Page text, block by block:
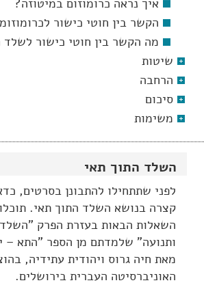
השלד התוך תאי
לפני שתתחילו להתבונן בסרטים,
קצרה בנושא השלד התוך תאי.
השאלות הבאות בעזרת הפרק
ותנועה" שלמדתם מן הספר "התא –
מאת חיה גרוס ויהודית עתידיה,
האוניברסיטה העברית בירושלים.
איך נראה כרומוזום במיטוזה?
הקשר בין חוטי כישור
מה הקשר בין חוטי כישור לשלד
שיטות
הרחבה
סיכום
משימות